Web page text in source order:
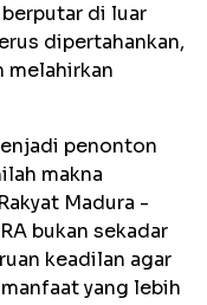
di luar
dipertahankan,
melahirkan
penonton
makna
Madura -
bukan sekadar
keadilan agar
yang lebih